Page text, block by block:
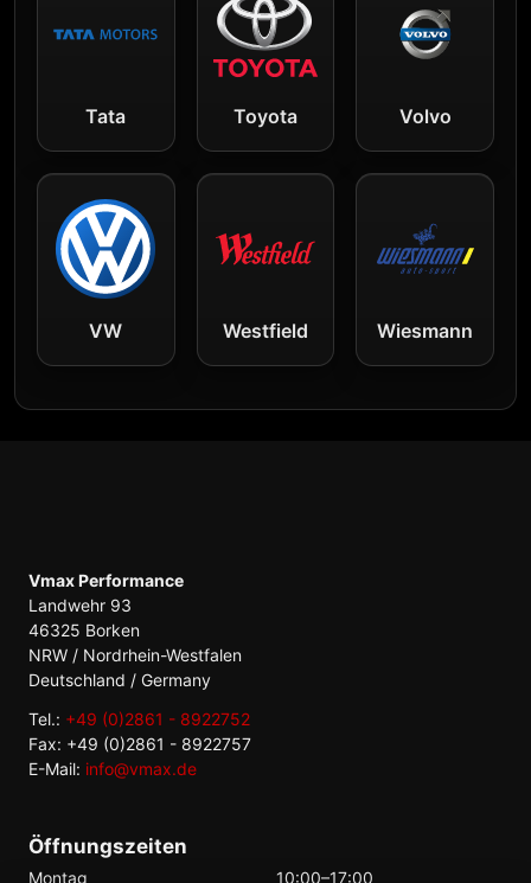
Tata Toyota Volvo
VW Westfield Wiesmann
Vmax Performance
Landwehr 93
46325 Borken
NRW / Nordrhein-Westfalen
Deutschland / Germany
Tel.: +49 (0)2861 - 8922752
Fax: +49 (0)2861 - 8922757
E-Mail: info@vmax.de
Öffnungszeiten
Montag 10:00–17:00